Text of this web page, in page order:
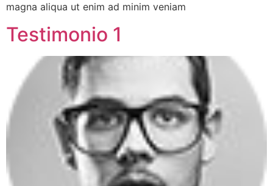
magna aliqua ut enim ad minim veniam
Testimonio 1